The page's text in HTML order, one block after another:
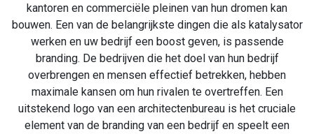
kantoren en commerciële pleinen van hun dromen kan
bouwen. Een van de belangrijkste dingen die als katalysator
werken en uw bedrijf een boost geven, is passende
branding. De bedrijven die het doel van hun bedrijf
overbrengen en mensen effectief betrekken, hebben
maximale kansen om hun rivalen te overtreffen. Een
uitstekend logo van een architectenbureau is het cruciale
element van de branding van een bedrijf en speelt een